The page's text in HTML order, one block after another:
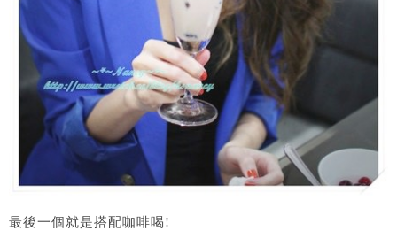
最後一個就是搭配咖啡喝!